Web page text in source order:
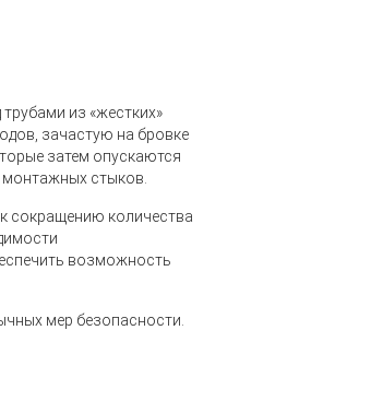
из «жестких»
зачастую на бровке
затем опускаются
монтажных стыков.
сокращению количества
возможность
мер безопасности.